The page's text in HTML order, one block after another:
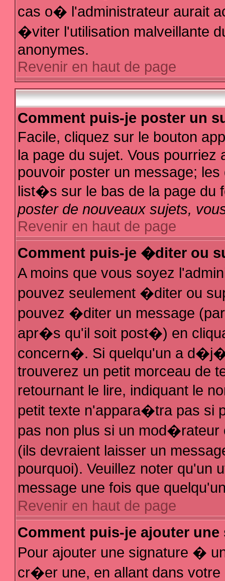
cas o� l'administrateur aurait
�viter l'utilisation malveillante
anonymes.
Revenir en haut de page
Comment puis-je poster un
Facile, cliquez sur le bouton
la page du sujet. Vous
pouvoir poster un message;
list�s sur le bas de la page du
poster de nouveaux sujets,
Revenir en haut de page
Comment puis-je �diter ou
A moins que vous soyez
pouvez seulement �diter ou
pouvez �diter un message
apr�s qu'il soit post�) en
concern�. Si quelqu'un a
trouverez un petit morceau de
retournant le lire, indiquant le
petit texte n'appara�tra pas si
pas non plus si un
(ils devraient laisser un
pourquoi). Veuillez noter qu'un
message une fois que
Revenir en haut de page
Comment puis-je ajouter
Pour ajouter une signature �
cr�er une, en allant dans